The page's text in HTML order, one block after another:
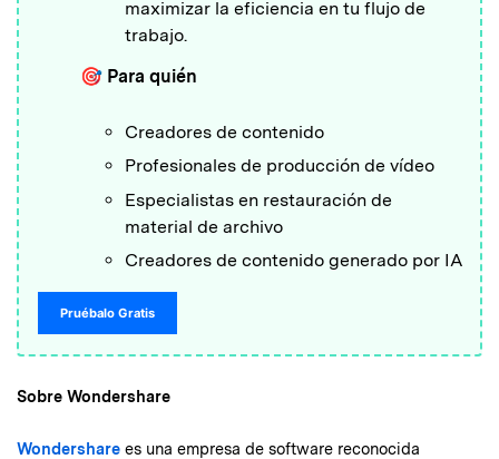
maximizar la eficiencia en tu flujo de
trabajo.
🎯 Para quién
Creadores de contenido
Profesionales de producción de vídeo
Especialistas en restauración de
material de archivo
Creadores de contenido generado por IA
Pruébalo Gratis
Sobre Wondershare
Wondershare es una empresa de software reconocida